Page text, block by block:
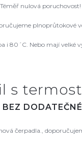
nulová poruchovost!
plnoprůtokové
i 80´C. Nebo mají velké
s
čerpadla.,